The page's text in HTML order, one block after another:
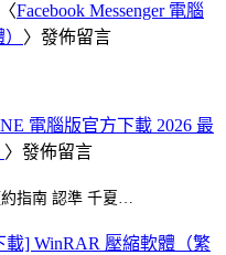
Facebook Messenger 電腦
〉發佈留言
電腦版官方下載 2026 最
〉發佈留言
指南 認準 千夏…
載] WinRAR 壓縮軟體（繁